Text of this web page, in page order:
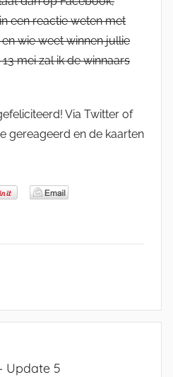
een reactie weten met
wie weet winnen jullie
mei zal ik de winnaars
Via Twitter of
gereageerd en de kaarten
Update 5